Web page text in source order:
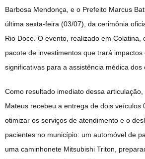
Barbosa Mendonça, e o Prefeito Marcus
última sexta-feira (03/07), da cerimônia
Rio Doce. O evento, realizado em Colatina,
pacote de investimentos que trará
significativas para a assistência médica dos
Como resultado imediato dessa
Mateus recebeu a entrega de dois veículos
otimizar os serviços de atendimento e o
pacientes no município: um automóvel de
uma caminhonete Mitsubishi Triton,